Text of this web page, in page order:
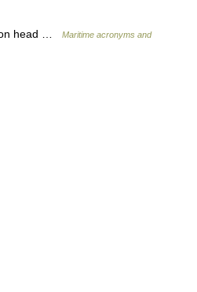
head …
Maritime acronyms and